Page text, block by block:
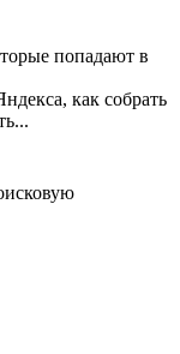
попадают в
как собрать